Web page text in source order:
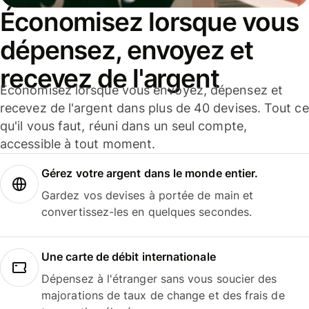
Économisez lorsque vous
dépensez, envoyez et
recevez de l'argent
Économisez lorsque vous envoyez, dépensez et
recevez de l'argent dans plus de 40 devises. Tout ce
qu'il vous faut, réuni dans un seul compte,
accessible à tout moment.
Gérez votre argent dans le monde entier.
Gardez vos devises à portée de main et
convertissez-les en quelques secondes.
Une carte de débit internationale
Dépensez à l'étranger sans vous soucier des
majorations de taux de change et des frais de